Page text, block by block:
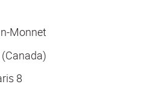
Monnet
8